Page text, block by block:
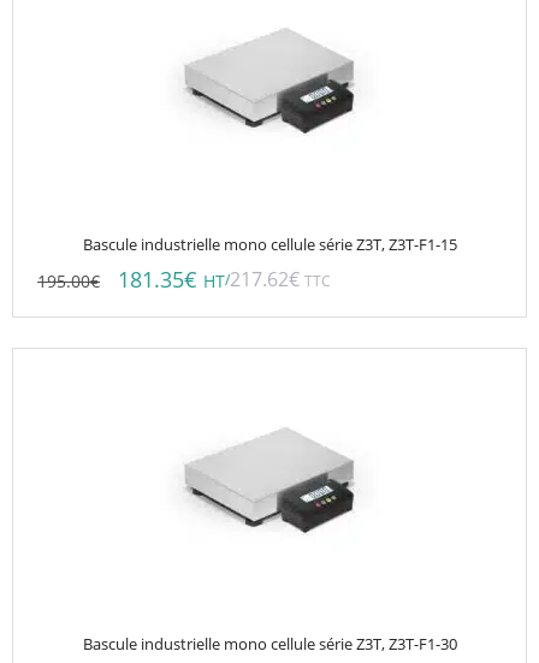
Bascule industrielle mono cellule série Z3T, Z3T-F1-15
195.00€ 181.35€ HT/217.62€ TTC
Bascule industrielle mono cellule série Z3T, Z3T-F1-30